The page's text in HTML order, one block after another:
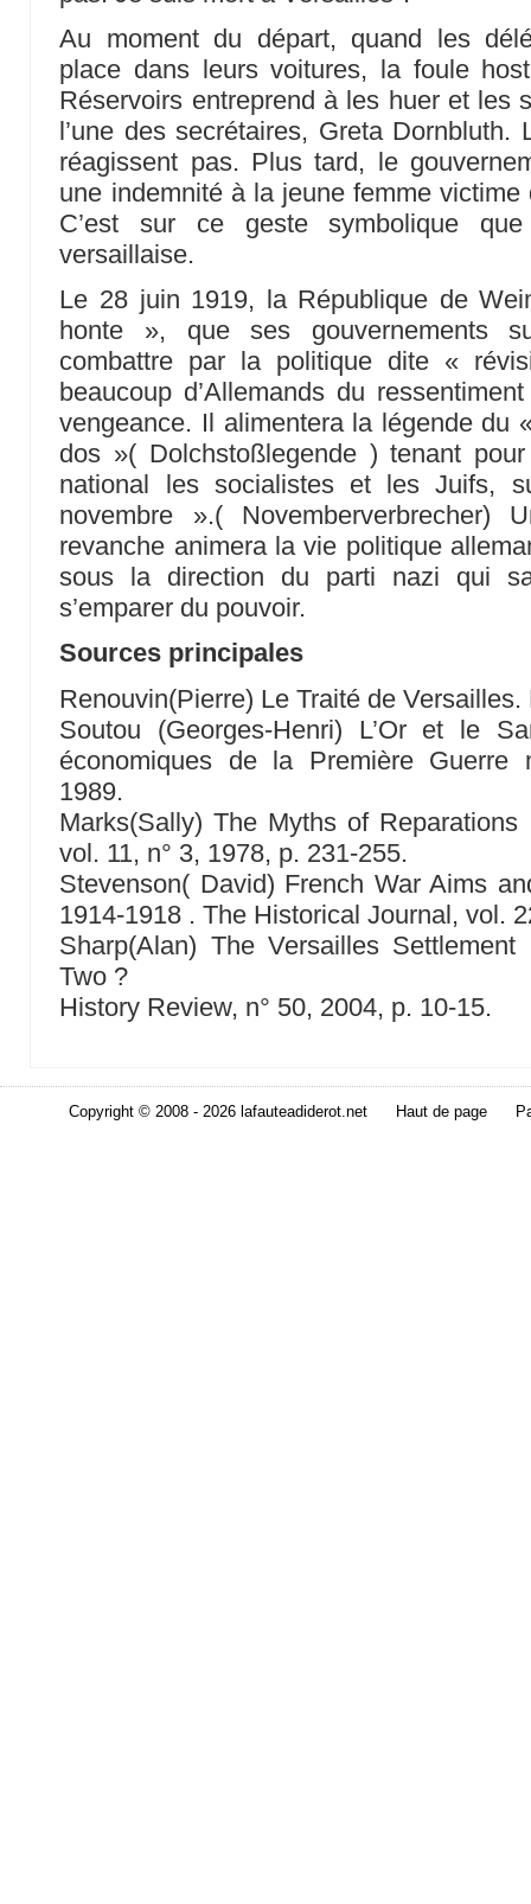
Au moment du départ, quand les
place dans leurs voitures, la foule
Réservoirs entreprend à les huer et les
l’une des secrétaires, Greta Dornbluth.
réagissent pas. Plus tard, le
une indemnité à la jeune femme victime
C’est sur ce geste symbolique
versaillaise.
Le 28 juin 1919, la République de
honte », que ses gouvernements
combattre par la politique dite «
beaucoup d’Allemands du
vengeance. Il alimentera la légende du
dos »( Dolchstoßlegende ) tenant
national les socialistes et les Juifs,
novembre ».( Novemberverbrecher)
revanche animera la vie politique
sous la direction du parti nazi qui
s’emparer du pouvoir.
Sources principales
Renouvin(Pierre) Le Traité de
Soutou (Georges-Henri) L’Or et le
économiques de la Première Guerre
1989.
Marks(Sally) The Myths of Reparations
vol. 11, n° 3, 1978, p. 231-255.
Stevenson( David) French War Aims
1914-1918 . The Historical Journal, vol.
Sharp(Alan) The Versailles
Two ?
History Review, n° 50, 2004, p. 10-15.
Copyright © 2008 - 2026 lafauteadiderot.net Haut de page